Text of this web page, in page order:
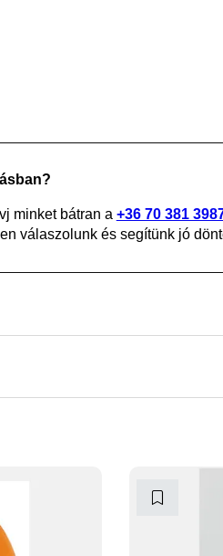
minket bátran a +36 70 381
válaszolunk és segítünk jó